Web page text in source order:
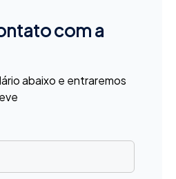
com a
abaixo e entraremos